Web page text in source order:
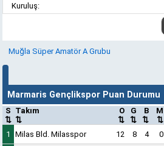
Kuruluş:
Muğla Süper Amatör A Grubu
Marmaris Gençlikspor Puan Durumu
S
⇅
Takım
⇅
O
⇅
G
⇅
B
⇅
M
⇅
1 Milas Bld. Milasspor 12 8 4 0